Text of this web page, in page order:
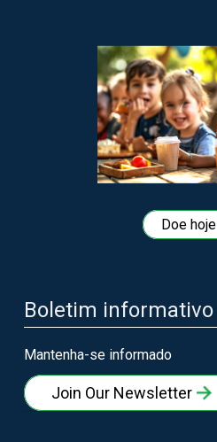
Doe hoje
Boletim informativo
Mantenha-se informado
Join Our Newsletter